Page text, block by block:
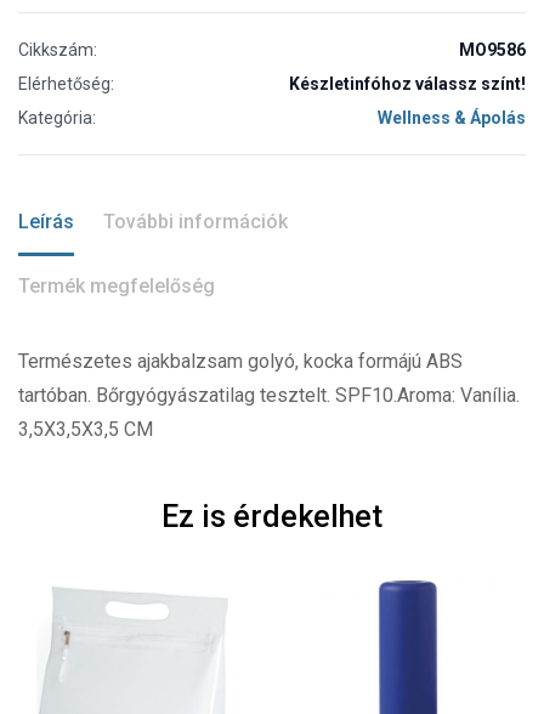
Cikkszám:
MO9586
Elérhetőség:
Készletinfóhoz válassz színt!
Kategória:
Wellness & Ápolás
Leírás További információk
Termék megfelelőség
Természetes ajakbalzsam golyó, kocka formájú ABS
tartóban. Bőrgyógyászatilag tesztelt. SPF10.Aroma: Vanília.
3,5X3,5X3,5 CM
Ez is érdekelhet